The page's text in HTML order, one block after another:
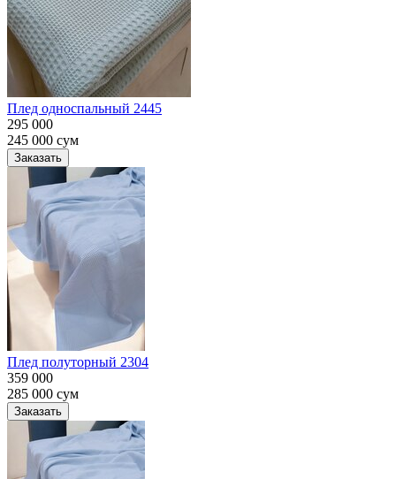
Плед односпальный 2445
295 000
245 000 сум
Заказать
Плед полуторный 2304
359 000
285 000 сум
Заказать